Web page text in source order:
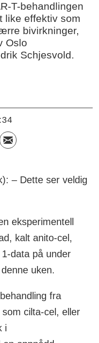
T-behandlingen
like effektiv som
bivirkninger,
Oslo
Schjesvold.
– Dette ser veldig
eksperimentell
kalt anito-cel,
data på under
uken.
fra
cilta-cel, eller
i